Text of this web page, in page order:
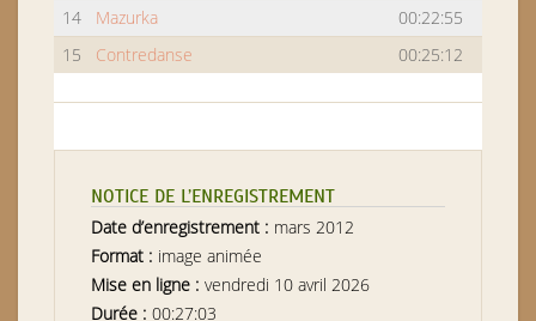
14
Mazurka
00:22:55
15
Contredanse 00:25:12
NOTICE DE L’ENREGISTREMENT
Date d’enregistrement : mars 2012
Format : image animée
Mise en ligne : vendredi 10 avril 2026
Durée : 00:27:03